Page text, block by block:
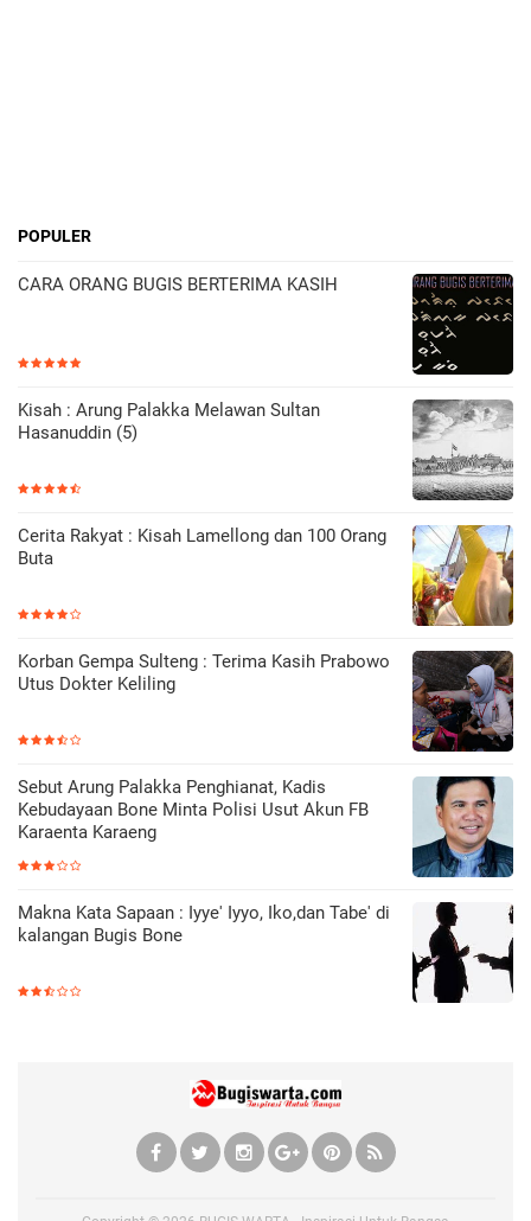
POPULER
CARA ORANG BUGIS BERTERIMA KASIH
Kisah : Arung Palakka Melawan Sultan
Hasanuddin (5)
Cerita Rakyat : Kisah Lamellong dan 100 Orang
Buta
Korban Gempa Sulteng : Terima Kasih Prabowo
Utus Dokter Keliling
Sebut Arung Palakka Penghianat, Kadis
Kebudayaan Bone Minta Polisi Usut Akun FB
Karaenta Karaeng
Makna Kata Sapaan : Iyye' Iyyo, Iko,dan Tabe' di
kalangan Bugis Bone